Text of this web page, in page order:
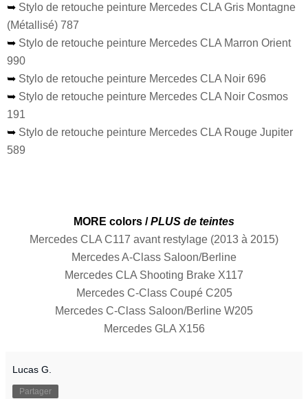
➥ Stylo de retouche peinture Mercedes CLA Gris Montagne
(Métallisé) 787
➥ Stylo de retouche peinture Mercedes CLA Marron Orient
990
➥ Stylo de retouche peinture Mercedes CLA Noir 696
➥ Stylo de retouche peinture Mercedes CLA Noir Cosmos
191
➥ Stylo de retouche peinture Mercedes CLA Rouge Jupiter
589
MORE colors /PLUS de teintes
Mercedes CLA C117 avant restylage (2013 à 2015)
Mercedes A-Class Saloon/Berline
Mercedes CLA Shooting Brake X117
Mercedes C-Class Coupé C205
Mercedes C-Class Saloon/Berline W205
Mercedes GLA X156
Lucas G.
Partager